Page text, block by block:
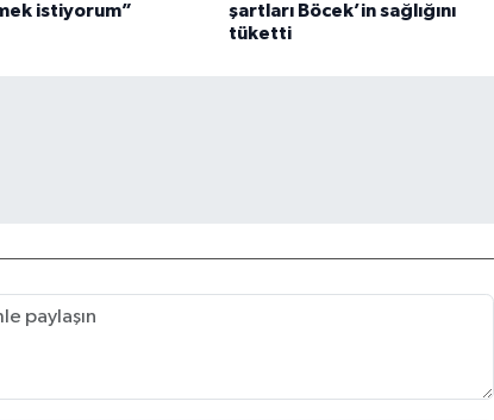
istiyorum”
şartları Böcek’in sağlığını
tüketti